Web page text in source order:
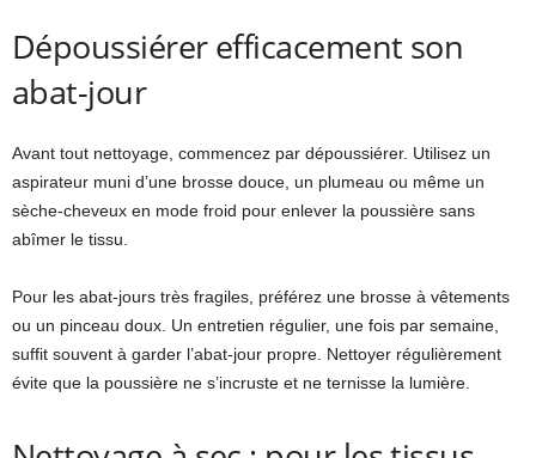
Dépoussiérer efficacement son
abat-jour
Avant tout nettoyage, commencez par dépoussiérer. Utilisez un
aspirateur muni d’une brosse douce, un plumeau ou même un
sèche-cheveux en mode froid pour enlever la poussière sans
abîmer le tissu.
Pour les abat-jours très fragiles, préférez une brosse à vêtements
ou un pinceau doux. Un entretien régulier, une fois par semaine,
suffit souvent à garder l’abat-jour propre. Nettoyer régulièrement
évite que la poussière ne s’incruste et ne ternisse la lumière.